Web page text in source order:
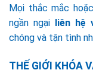
Mọi thắc mắc
ngần ngại liên hệ
chóng và tận tình
THẾ GIỚI KHÓA